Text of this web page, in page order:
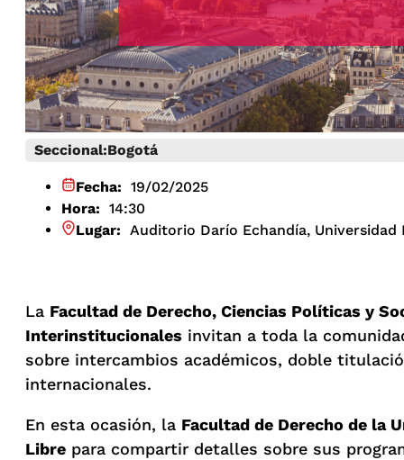
Seccional:Bogotá
Fecha: 19/02/2025
Hora: 14:30
Lugar: Auditorio Darío Echandía, Universidad
La Facultad de Derecho, Ciencias Políticas y
Interinstitucionales invitan a toda la
sobre intercambios académicos, doble
internacionales.
En esta ocasión, la Facultad de Derecho de la
Libre para compartir detalles sobre sus